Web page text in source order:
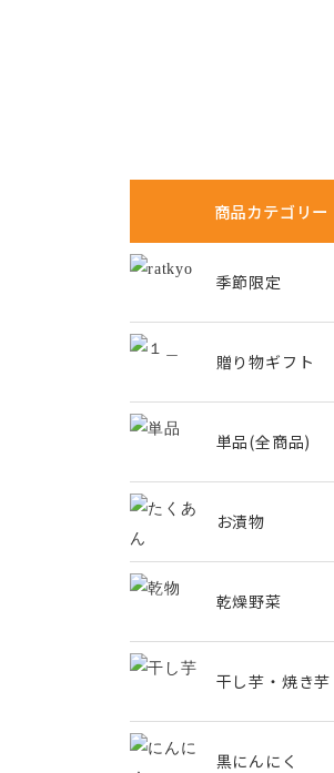
商品カテゴリー
季節限定
贈り物ギフト
単品(全商品)
お漬物
乾燥野菜
干し芋・焼き芋
黒にんにく